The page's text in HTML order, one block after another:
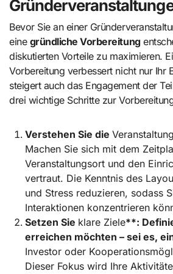
Bevor Sie an einer
eine gründliche Vorbereitung
diskutierten Vorteile zu maximieren.
Vorbereitung verbessert nicht nur Ihr
steigert auch das Engagement der
drei wichtige Schritte zur
Verstehen Sie die
Machen Sie sich mit dem
Veranstaltungsort und den
vertraut. Die Kenntnis des
und Stress reduzieren, sodass
Interaktionen konzentrieren
Setzen Sie klare Ziele**:
erreichen möchten – sei es,
Investor oder
Dieser Fokus wird Ihre